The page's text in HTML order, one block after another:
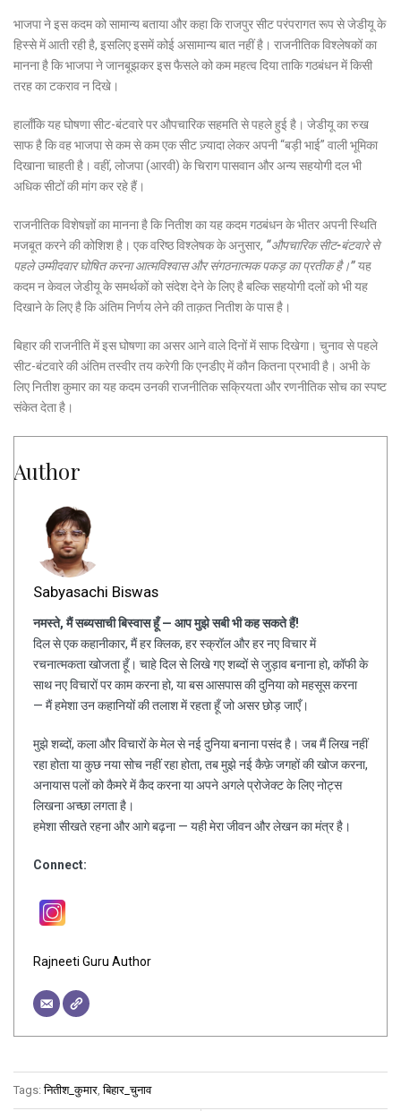
भाजपा ने इस कदम को सामान्य बताया और कहा कि राजपुर सीट परंपरागत रूप से जेडीयू के
हिस्से में आती रही है, इसलिए इसमें कोई असामान्य बात नहीं है। राजनीतिक विश्लेषकों का
मानना है कि भाजपा ने जानबूझकर इस फैसले को कम महत्व दिया ताकि गठबंधन में किसी
तरह का टकराव न दिखे।
हालाँकि यह घोषणा सीट-बंटवारे पर औपचारिक सहमति से पहले हुई है। जेडीयू का रुख
साफ है कि वह भाजपा से कम से कम एक सीट ज़्यादा लेकर अपनी “बड़ी भाई” वाली भूमिका
दिखाना चाहती है। वहीं, लोजपा (आरवी) के चिराग पासवान और अन्य सहयोगी दल भी
अधिक सीटों की मांग कर रहे हैं।
राजनीतिक विशेषज्ञों का मानना है कि नितीश का यह कदम गठबंधन के भीतर अपनी स्थिति
मजबूत करने की कोशिश है। एक वरिष्ठ विश्लेषक के अनुसार, “औपचारिक सीट-बंटवारे से
पहले उम्मीदवार घोषित करना आत्मविश्वास और संगठनात्मक पकड़ का प्रतीक है।”यह
कदम न केवल जेडीयू के समर्थकों को संदेश देने के लिए है बल्कि सहयोगी दलों को भी यह
दिखाने के लिए है कि अंतिम निर्णय लेने की ताक़त नितीश के पास है।
बिहार की राजनीति में इस घोषणा का असर आने वाले दिनों में साफ दिखेगा। चुनाव से पहले
सीट-बंटवारे की अंतिम तस्वीर तय करेगी कि एनडीए में कौन कितना प्रभावी है। अभी के
लिए नितीश कुमार का यह कदम उनकी राजनीतिक सक्रियता और रणनीतिक सोच का स्पष्ट
संकेत देता है।
Author
Sabyasachi Biswas
नमस्ते, मैं सब्यसाची बिस्वास हूँ — आप मुझे सबी भी कह सकते हैं!
दिल से एक कहानीकार, मैं हर क्लिक, हर स्क्रॉल और हर नए विचार में
रचनात्मकता खोजता हूँ। चाहे दिल से लिखे गए शब्दों से जुड़ाव बनाना हो, कॉफी के
साथ नए विचारों पर काम करना हो, या बस आसपास की दुनिया को महसूस करना
— मैं हमेशा उन कहानियों की तलाश में रहता हूँ जो असर छोड़ जाएँ।
मुझे शब्दों, कला और विचारों के मेल से नई दुनिया बनाना पसंद है। जब मैं लिख नहीं
रहा होता या कुछ नया सोच नहीं रहा होता, तब मुझे नई कैफ़े जगहों की खोज करना,
अनायास पलों को कैमरे में कैद करना या अपने अगले प्रोजेक्ट के लिए नोट्स
लिखना अच्छा लगता है।
हमेशा सीखते रहना और आगे बढ़ना — यही मेरा जीवन और लेखन का मंत्र है।
Connect:
Rajneeti Guru Author
Tags:नितीश_कुमार,बिहार_चुनाव